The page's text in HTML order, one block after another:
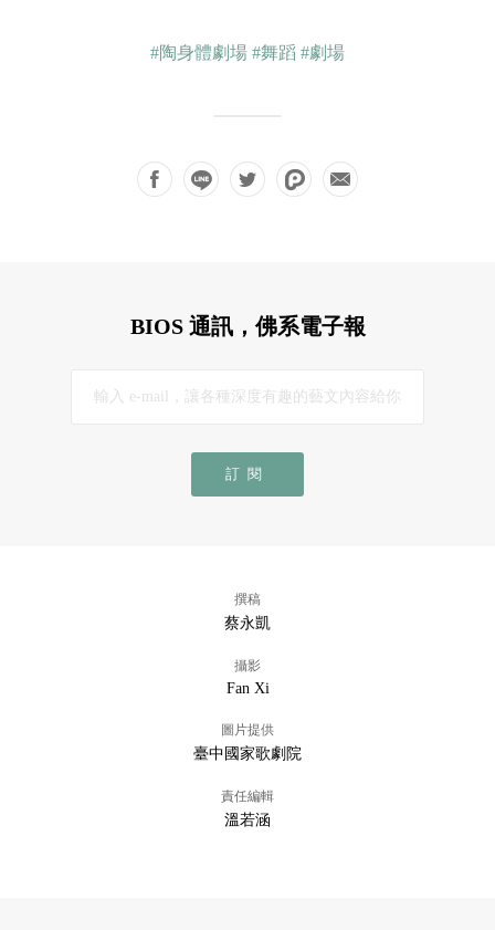
#陶身體劇場 #舞蹈 #劇場
BIOS 通訊，佛系電子報
訂閱
撰稿
蔡永凱
攝影
Fan Xi
圖片提供
臺中國家歌劇院
責任編輯
溫若涵